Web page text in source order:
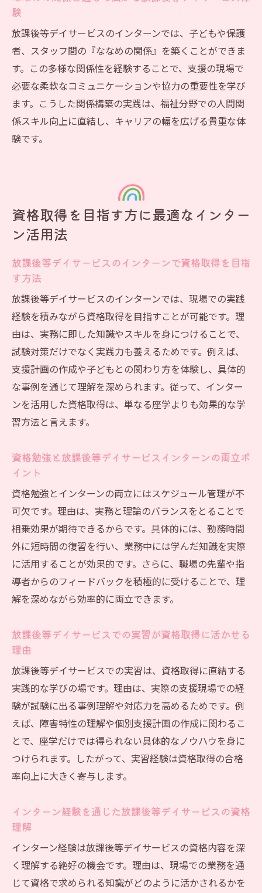
験
放課後等デイサービスのインターンでは、子どもや保護
者、スタッフ間の『ななめの関係』を築くことができま
す。この多様な関係性を経験することで、支援の現場で
必要な柔軟なコミュニケーションや協力の重要性を学び
ます。こうした関係構築の実践は、福祉分野での人間関
係スキル向上に直結し、キャリアの幅を広げる貴重な体
験です。
資格取得を目指す方に最適なインター
ン活用法
放課後等デイサービスのインターンで資格取得を目指
す方法
放課後等デイサービスのインターンでは、現場での実践
経験を積みながら資格取得を目指すことが可能です。理
由は、実務に即した知識やスキルを身につけることで、
試験対策だけでなく実践力も養えるためです。例えば、
支援計画の作成や子どもとの関わり方を体験し、具体的
な事例を通じて理解を深められます。従って、インター
ンを活用した資格取得は、単なる座学よりも効果的な学
習方法と言えます。
資格勉強と放課後等デイサービスインターンの両立ポ
イント
資格勉強とインターンの両立にはスケジュール管理が不
可欠です。理由は、実務と理論のバランスをとることで
相乗効果が期待できるからです。具体的には、勤務時間
外に短時間の復習を行い、業務中には学んだ知識を実際
に活用することが効果的です。さらに、職場の先輩や指
導者からのフィードバックを積極的に受けることで、理
解を深めながら効率的に両立できます。
放課後等デイサービスでの実習が資格取得に活かせる
理由
放課後等デイサービスでの実習は、資格取得に直結する
実践的な学びの場です。理由は、実際の支援現場での経
験が試験に出る事例理解や対応力を高めるためです。例
えば、障害特性の理解や個別支援計画の作成に関わるこ
とで、座学だけでは得られない具体的なノウハウを身に
つけられます。したがって、実習経験は資格取得の合格
率向上に大きく寄与します。
インターン経験を通じた放課後等デイサービスの資格
理解
インターン経験は放課後等デイサービスの資格内容を深
く理解する絶好の機会です。理由は、現場での業務を通
じて資格で求められる知識がどのように活かされるかを